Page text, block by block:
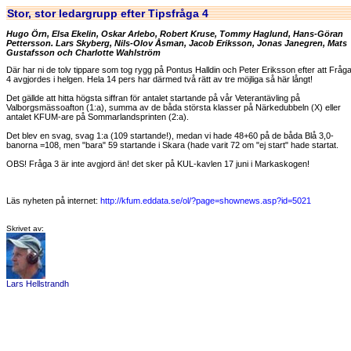
Stor, stor ledargrupp efter Tipsfråga 4
Hugo Örn, Elsa Ekelin, Oskar Arlebo, Robert Kruse, Tommy Haglund, Hans-Göran
Pettersson. Lars Skyberg, Nils-Olov Åsman, Jacob Eriksson, Jonas Janegren, Mats
Gustafsson och Charlotte Wahlström
Där har ni de tolv tippare som tog rygg på Pontus Halldin och Peter Eriksson efter att Fråga
4 avgjordes i helgen. Hela 14 pers har därmed två rätt av tre möjliga så här långt!
Det gällde att hitta högsta siffran för antalet startande på vår Veterantävling på
Valborgsmässoafton (1:a), summa av de båda största klasser på Närkedubbeln (X) eller
antalet KFUM-are på Sommarlandsprinten (2:a).
Det blev en svag, svag 1:a (109 startande!), medan vi hade 48+60 på de båda Blå 3,0-
banorna =108, men "bara" 59 startande i Skara (hade varit 72 om "ej start" hade startat.
OBS! Fråga 3 är inte avgjord än! det sker på KUL-kavlen 17 juni i Markaskogen!
Läs nyheten på internet: http://kfum.eddata.se/ol/?page=shownews.asp?id=5021
Skrivet av:
Lars Hellstrandh